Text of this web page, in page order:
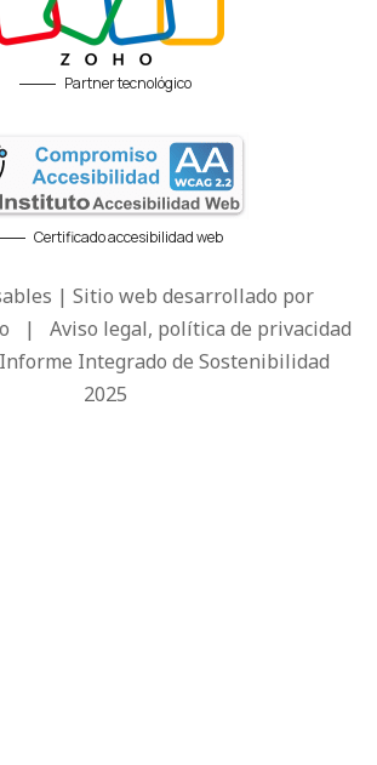
Partner tecnológico
Certificado accesibilidad web
| Sitio web desarrollado por
| Aviso legal, política de privacidad
Informe Integrado de Sostenibilidad
2025